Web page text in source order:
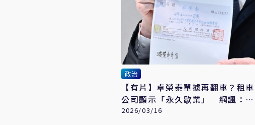
政治
【有片】卓榮泰單據再翻車？租車
公司顯示「永久歇業」 網諷：為
圓謊越描越黑
2026/03/16